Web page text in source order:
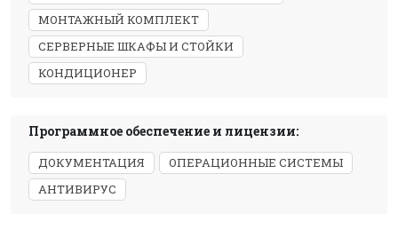
МОНТАЖНЫЙ КОМПЛЕКТ
СЕРВЕРНЫЕ ШКАФЫ И СТОЙКИ
КОНДИЦИОНЕР
Программное обеспечение и лицензии:
ДОКУМЕНТАЦИЯ
ОПЕРАЦИОННЫЕ СИСТЕМЫ
АНТИВИРУС